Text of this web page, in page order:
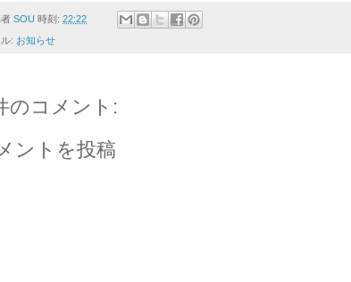
SOU 時刻: 22:22
: お知らせ
のコメント:
ントを投稿